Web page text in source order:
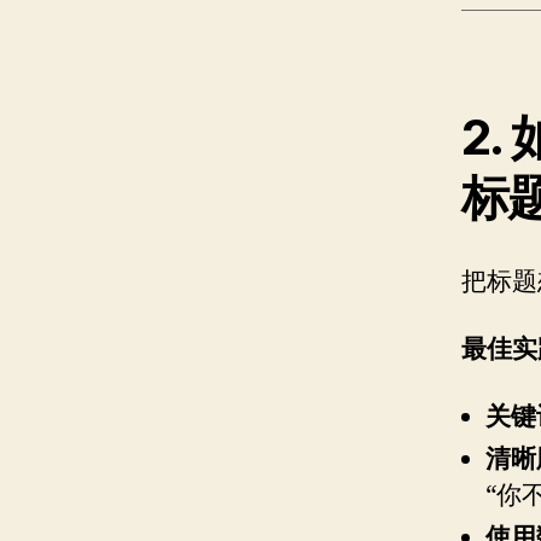
2.
标
把标
最佳
关
清
“你